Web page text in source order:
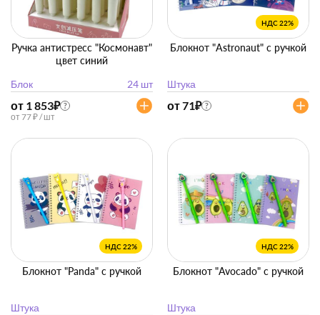
Ручка антистресс "Космонавт"
цвет синий
Блок
24 шт
от 1 853₽ ?
от 77 ₽ / шт
НДС 22%
Блокнот "Astronaut" с ручкой
Штука
от 71₽ ?
НДС 22%
Блокнот "Panda" с ручкой
Штука
НДС 22%
Блокнот "Avocado" с ручкой
Штука